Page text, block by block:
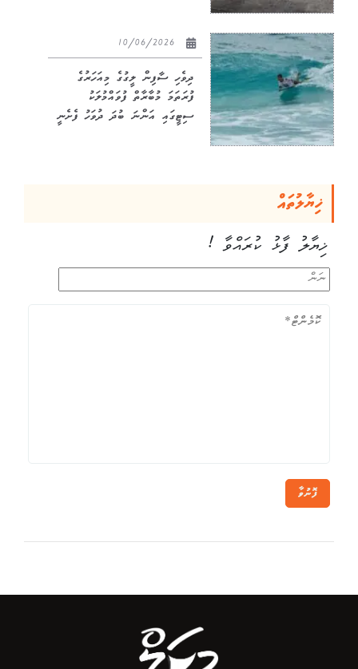
ދިވެހި ސާފިން ލީގުގެ މިއަހަރުގެ
ފުރަތަމަ މުބާރާތް ފުވައްމުލަކު
ސިޓީގައި އަންނަ ބުދަ ދުވަހު ފެށެނީ
ޚިޔާލުތައް
ޚިޔާލު ފާޅު ކުރައްވާ !
ފޮނުވާ